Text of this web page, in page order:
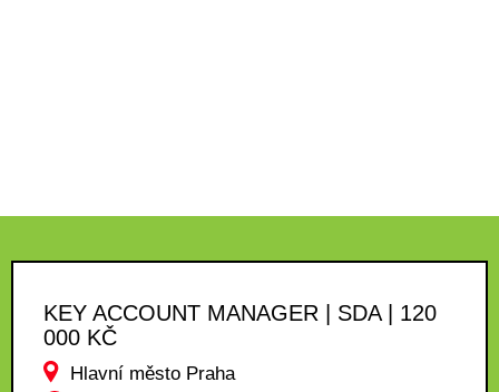
KEY ACCOUNT MANAGER | SDA | 120
000 KČ
Hlavní město Praha